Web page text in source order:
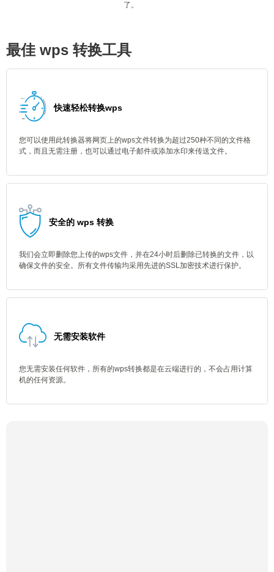
了。
最佳 wps 转换工具
快速轻松转换wps
您可以使用此转换器将网页上的wps文件转换为超过250种不同的文件格
式，而且无需注册，也可以通过电子邮件或添加水印来传送文件。
安全的 wps 转换
我们会立即删除您上传的wps文件，并在24小时后删除已转换的文件，以
确保文件的安全。所有文件传输均采用先进的SSL加密技术进行保护。
无需安装软件
您无需安装任何软件，所有的wps转换都是在云端进行的，不会占用计算
机的任何资源。